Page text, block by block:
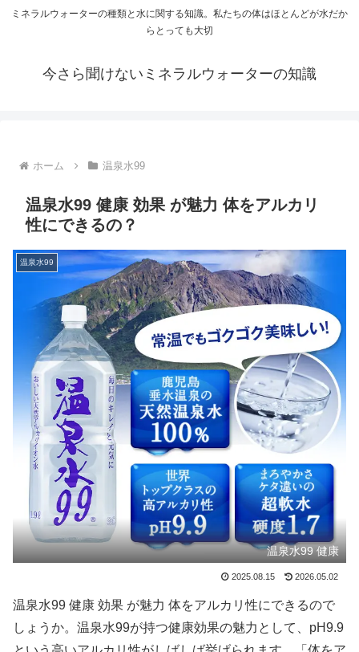
ミネラルウォーターの種類と水に関する知識。私たちの体はほとんどが水だか
らとっても大切
今さら聞けないミネラルウォーターの知識
ホーム 温泉水99
温泉水99 健康 効果 が魅力 体をアルカリ
性にできるの？
温泉水99
温泉水99 健康
2025.08.15 2026.05.02
温泉水99 健康 効果 が魅力 体をアルカリ性にできるので
しょうか。温泉水99が持つ健康効果の魅力として、pH9.9